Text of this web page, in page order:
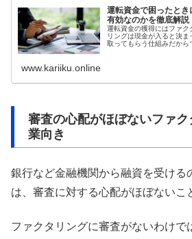
運転資金で困ったと
有効なのかを徹底解説
運転資金の獲得にはファク
リングは現金が入ると決
取ってもらう仕組みだから
www.kariiku.online
審査の心配がほぼないファ
業向き
銀行など金融機関から融資を受ける
は、審査に対する心配がほぼないこ
ファクタリングに審査がないわけで